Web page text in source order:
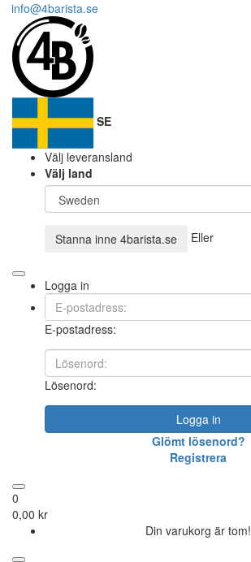
info@4barista.se
SE
Välj leveransland
Välj land
Stanna inne 4barista.se Eller
Logga in
E-postadress:
Lösenord:
Logga in
Glömt lösenord?
Registrera
0
0,00 kr
Din varukorg är tom!